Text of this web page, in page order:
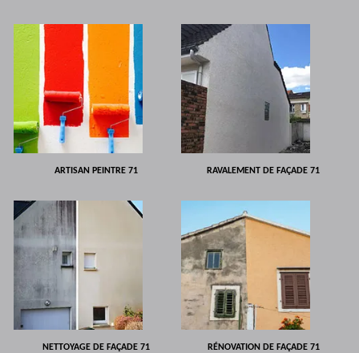
ARTISAN PEINTRE 71 RAVALEMENT DE FAÇADE 71
NETTOYAGE DE FAÇADE 71 RÉNOVATION DE FAÇADE 71